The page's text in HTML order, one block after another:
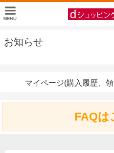
お知らせ
マイページ(購入履歴、
FAQは